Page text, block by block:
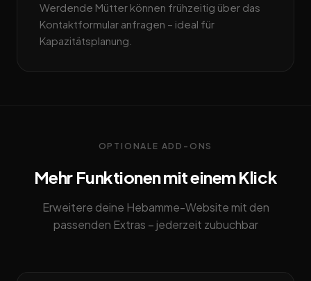
Werdende Mütter können frühzeitig über das
Kontaktformular anfragen – ideal für
Kapazitätsplanung.
OPTIONALE ADD-ONS
Mehr Funktionen mit einem Klick
Erweitere deine Hebamme-Website mit den
passenden Extras – jederzeit zubuchbar